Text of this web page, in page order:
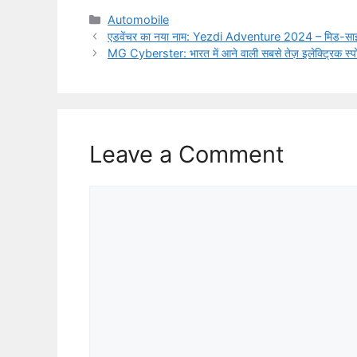
Categories
Automobile
एडवेंचर का नया नाम: Yezdi Adventure 2024 – मिड-
MG Cyberster: भारत में आने वाली सबसे तेज़ इलेक्ट्रिक
Leave a Comment